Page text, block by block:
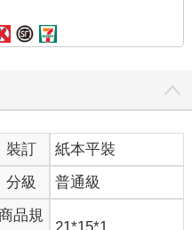
裝訂
紙本平裝
分級 普通級
品規